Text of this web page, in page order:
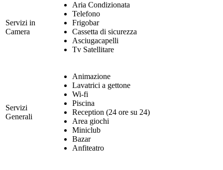
Servizi in
Camera
Aria Condizionata
Telefono
Frigobar
Cassetta di sicurezza
Asciugacapelli
Tv Satellitare
Servizi
Generali
Animazione
Lavatrici a gettone
Wi-fi
Piscina
Reception (24 ore su 24)
Area giochi
Miniclub
Bazar
Anfiteatro